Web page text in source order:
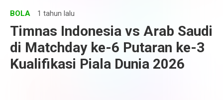
BOLA 1 tahun lalu
Timnas Indonesia vs Arab Saudi
di Matchday ke-6 Putaran ke-3
Kualifikasi Piala Dunia 2026